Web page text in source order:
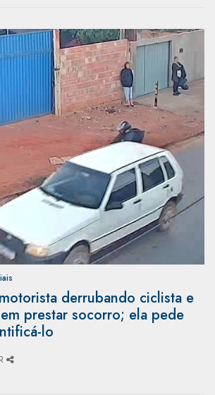
derrubando ciclista e
prestar socorro; ela pede
lo